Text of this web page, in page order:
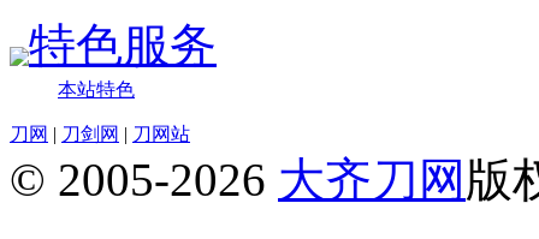
特色服务
本站特色
刀网 | 刀剑网 | 刀网站
© 2005-2026 大齐刀网 版